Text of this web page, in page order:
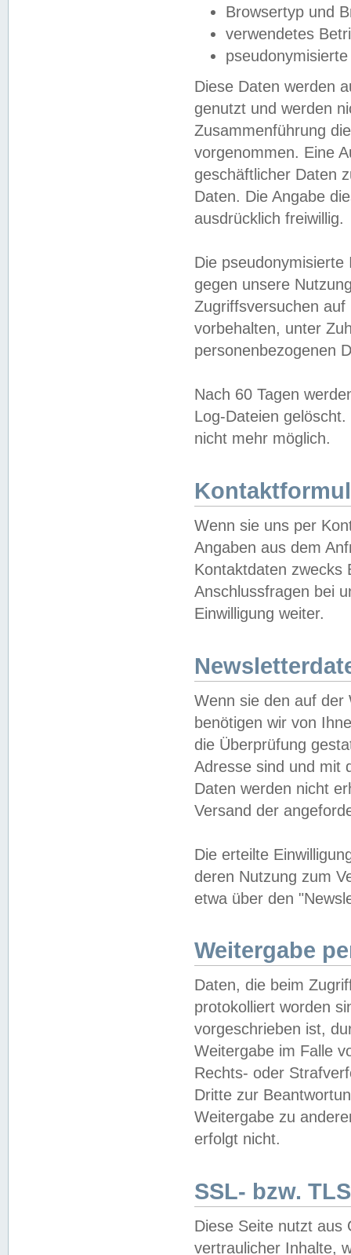
Browsertyp und
verwendetes
Diese Daten werden
genutzt und werden
Zusammenführung
vorgenommen. Eine
geschäftlicher Daten
Daten. Die Angabe
ausdrücklich freiwillig.
Die
gegen unsere
Zugriffsversuchen
vorbehalten, unter
personenbezogenen
Nach 60 Tagen
Log-Dateien
nicht mehr möglich.
Wenn sie uns per
Angaben aus dem
Kontaktdaten zwecks
Anschlussfragen bei
Einwilligung weiter.
Wenn sie den auf der
benötigen wir von
die Überprüfung
Adresse sind und mit
Daten werden nicht
Versand der
Die erteilte
deren Nutzung zum
etwa über den
Weitergabe
Daten, die beim
protokolliert worden
vorgeschrieben ist,
Weitergabe im Falle
Rechts- oder
Dritte zur
Weitergabe zu
erfolgt nicht.
SSL- bzw.
Diese Seite nutzt aus
vertraulicher Inhalte,